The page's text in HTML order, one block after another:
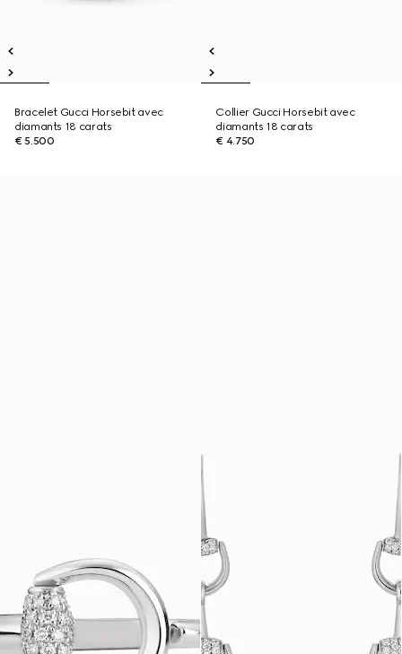
Bracelet Gucci Horsebit avec
diamants 18 carats
€ 5.500
Collier Gucci Horsebit avec
diamants 18 carats
€ 4.750